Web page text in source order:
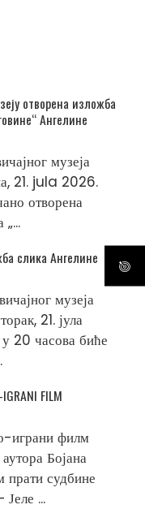
отворена изложба
Ангелине
музеја
21. jula 2026.
отворена
„...
слика Ангелине
музеја
21. јула
20 часова биће
FILM
играни филм
Бојана
прати судбине
...